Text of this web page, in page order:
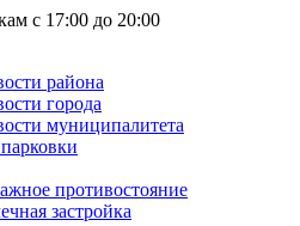
с 17:00 до 20:00
района
города
муниципалитета
противостояние
застройка